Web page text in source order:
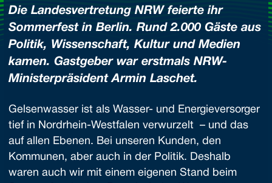
Die Landesvertretung NRW feierte ihr
Sommerfest in Berlin. Rund 2.000 Gäste aus
Politik, Wissenschaft, Kultur und Medien
kamen. Gastgeber war erstmals NRW-
Ministerpräsident Armin Laschet.
Gelsenwasser ist als Wasser- und Energieversorger
tief in Nordrhein-Westfalen verwurzelt – und das
auf allen Ebenen. Bei unseren Kunden, den
Kommunen, aber auch in der Politik. Deshalb
waren auch wir mit einem eigenen Stand beim